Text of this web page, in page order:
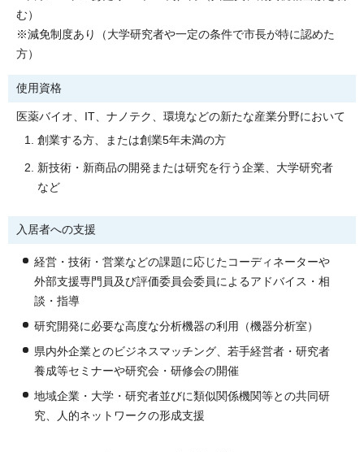
む）
※減免制度あり（大学研究者や一定の条件で市長が特に認めた
方）
使用資格
医薬バイオ、IT、ナノテク、環境などの新たな産業分野において
創業する方、または創業5年未満の方
新技術・新商品の開発または研究を行う企業、大学研究者
など
入居者への支援
経営・技術・営業などの課題に応じたコーディネーターや
外部支援専門員及び評価委員会委員によるアドバイス・相
談・指導
研究開発に必要な高度な分析機器の利用（機器分析室）
県内外企業とのビジネスマッチング、若手経営者・研究者
養成等セミナーや研究会・研修会の開催
地域企業・大学・研究者並びに類似関係機関等との共同研
究、人的ネットワークの形成支援